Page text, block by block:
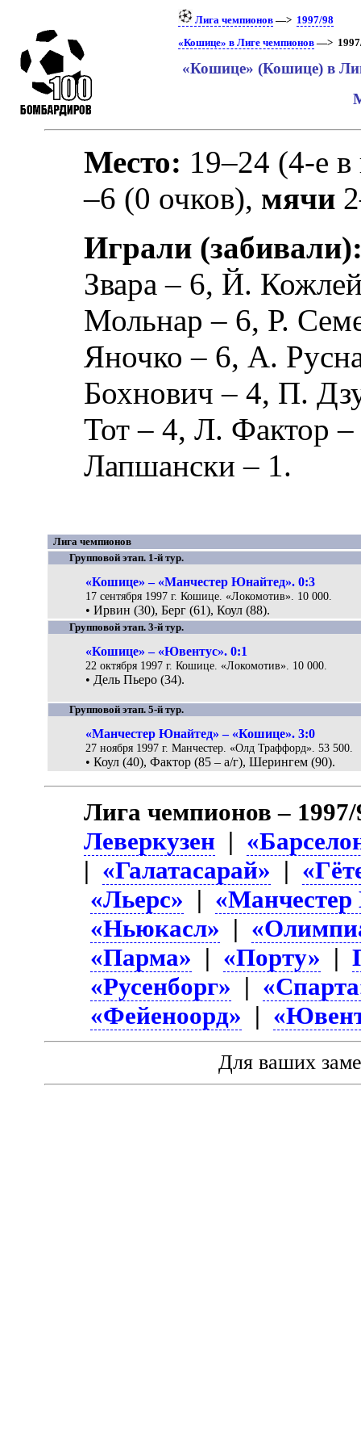
Лига чемпионов —> 1997/98
«Кошице» в Лиге чемпионов —>
«Кошице» (Кошице) в
Место: 19–24 (4-е
–6 (0 очков), мячи
Играли
Звара – 6, Й.
Мольнар – 6, Р.
Яночко – 6, А.
Бохнович – 4, П.
Тот – 4,Л. Фактор
Лапшански – 1.
Лига чемпионов
Групповой этап. 1-й тур.
«Кошице» – «Манчестер Юнайтед». 0:3
17 сентября 1997 г. Кошице. «Локомотив». 10 000.
• Ирвин (30), Берг (61), Коул (88).
Групповой этап. 3-й тур.
«Кошице» – «Ювентус». 0:1
22 октября 1997 г. Кошице. «Локомотив». 10 000.
• Дель Пьеро (34).
Групповой этап. 5-й тур.
«Манчестер Юнайтед» – «Кошице». 3:0
27 ноября 1997 г. Манчестер. «Олд Траффорд». 53 500.
• Коул (40), Фактор (85 – а/г), Шерингем (90).
Лига чемпионов –
Леверкузен |
| «Галатасарай» |
«Льерс» |
«Ньюкасл» |
«Парма» | «Порту» |
«Русенборг» |
«Фейеноорд» |
Для ваших